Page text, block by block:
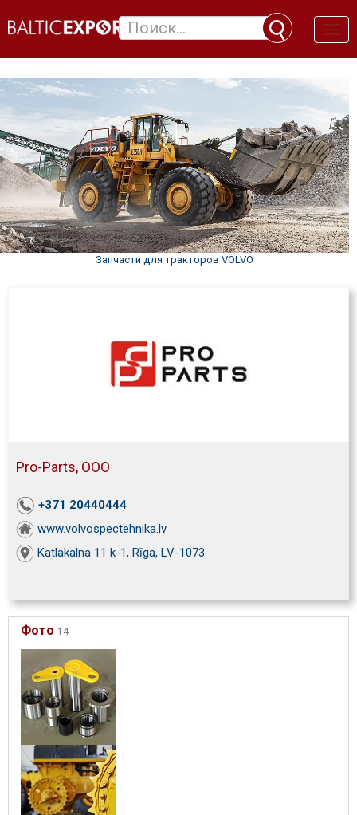
Запчасти для тракторов VOLVO
Pro-Parts, ООО
+371 20440444
www.volvospectehnika.lv
Katlakalna 11 k-1, Rīga, LV-1073
Фото 14